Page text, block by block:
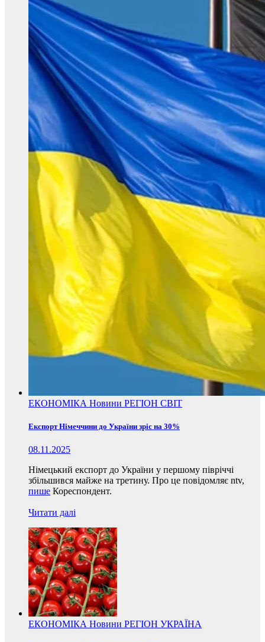
ЕКОНОМІКА Новини РЕГІОН СВІТ
Експорт Німеччини до України зріс на 30%
08.11.2025
Німецький експорт до України у першому півріччі
збільшився майже на третину. Про це повідомляє ntv,
пише Кореспондент.
Читати далі
ЕКОНОМІКА Новини РЕГІОН УКРАЇНА